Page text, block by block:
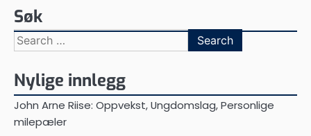
Søk
Search
for:
Nylige innlegg
John Arne Riise: Oppvekst, Ungdomslag, Personlige
milepæler